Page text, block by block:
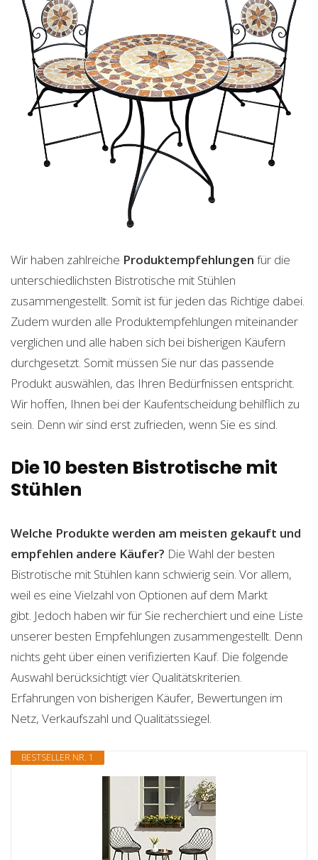
Wir haben zahlreiche Produktempfehlungen für die
unterschiedlichsten Bistrotische mit Stühlen
zusammengestellt. Somit ist für jeden das Richtige dabei.
Zudem wurden alle Produktempfehlungen miteinander
verglichen und alle haben sich bei bisherigen Käufern
durchgesetzt. Somit müssen Sie nur das passende
Produkt auswählen, das Ihren Bedürfnissen entspricht.
Wir hoffen, Ihnen bei der Kaufentscheidung behilflich zu
sein. Denn wir sind erst zufrieden, wenn Sie es sind.
Die 10 besten Bistrotische mit
Stühlen
Welche Produkte werden am meisten gekauft und
empfehlen andere Käufer? Die Wahl der besten
Bistrotische mit Stühlen kann schwierig sein. Vor allem,
weil es eine Vielzahl von Optionen auf dem Markt
gibt. Jedoch haben wir für Sie recherchiert und eine Liste
unserer besten Empfehlungen zusammengestellt. Denn
nichts geht über einen verifizierten Kauf. Die folgende
Auswahl berücksichtigt vier Qualitätskriterien.
Erfahrungen von bisherigen Käufer, Bewertungen im
Netz, Verkaufszahl und Qualitätssiegel.
BESTSELLER NR. 1